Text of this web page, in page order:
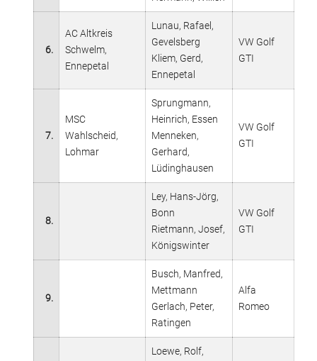
6.
AC Altkreis
Schwelm,
Ennepetal
Lunau, Rafael,
Gevelsberg
Kliem, Gerd,
Ennepetal
VW Golf
GTI
7.
MSC
Wahlscheid,
Lohmar
Sprungmann,
Heinrich, Essen
Menneken,
Gerhard,
Lüdinghausen
VW Golf
GTI
8.
Ley, Hans-Jörg,
Bonn
Rietmann, Josef,
Königswinter
VW Golf
GTI
9.
Busch, Manfred,
Mettmann
Gerlach, Peter,
Ratingen
Alfa
Romeo
Loewe, Rolf,